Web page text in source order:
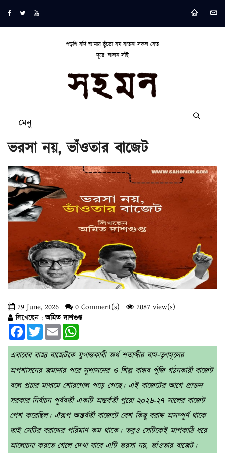
পড়শি যদি আমায় ছুঁতো যম যাতনা সকল যেত
দূরে: লালন সাঁই
মেনু
ভরসা নয়, ভাঁওতার বাজেট
29 June, 2026 0 Comment(s)
2087 view(s)
লিখেছেন :অমিত দাশগুপ্ত
FacebookTwitterEmail
এবারের রাজ্য বাজেটকে যুগান্তকারী অর্ধ শতাব্দীর বাম-তৃণমূলের
অপশাসনের জমানার পরে সুশাসনের ও শিল্প বান্ধব পুঁজি গঠনকারী বাজেট
বলে প্রচার মাধ্যমে শোরগোল পড়ে গেছে। এই বাজেটের আগে প্রাক্তন
সরকার নির্বাচন পূর্ববর্তী একটি অন্তর্বর্তী পুরো ২০২৬-২৭ সালের বাজেট
পেশ করেছিল। ঐরূপ অন্তর্বর্তী বাজেটে বেশ কিছু বরাদ্দ অসম্পূর্ণ থাকে
তাই সেটির বরাদ্দের পরিমাণ কম থাকে। তবুও সেটিকেই মাপকাঠি ধরে
আলোচনা করতে গেলে দেখা যাবে এটি ভরসা নয়, ভাঁওতার বাজেট।